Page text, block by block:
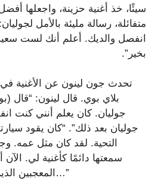
سيئًا، خذ أغنية حزينة، واجعلها
متفائلة، رسالة مليئة بالأمل
انفصل والديك. أعلم أنك لست
بخير”.
بلاي بوي. قال لينون: “قال
جوليان. كان يعلم أنني كنت
جوليان بعد ذلك”. “كان يقود
التحية. لقد كان مثل عمه.
سمعتها دائمًا كأغنية لي. الآن
المعجبين الذين يقرأون الأشياء فيه…”